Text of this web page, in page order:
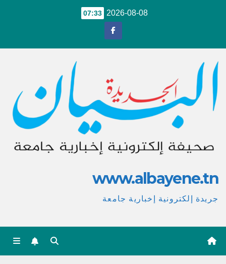
2026-08-08
07:33
www.albayene.tn
جريدة إلكترونية إخبارية جامعة